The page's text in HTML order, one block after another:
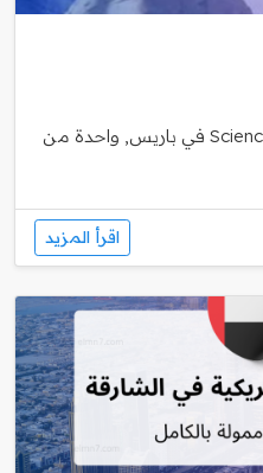
تُعد منحة إميل بوتمي – Sciences Po في باريس, واحدة من
اقرأ المزيد